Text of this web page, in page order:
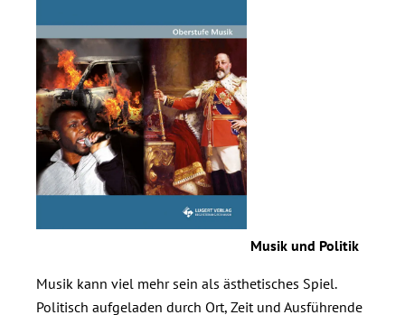
Musik und Politik
Musik kann viel mehr sein als ästhetisches Spiel.
Politisch aufgeladen durch Ort, Zeit und Ausführende